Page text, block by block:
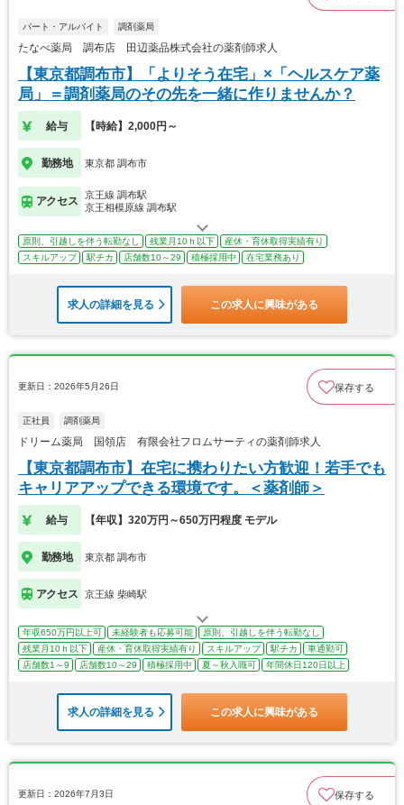
パート・アルバイト 調剤薬局
たなべ薬局 調布店 田辺薬品株式会社の薬剤師求人
【東京都調布市】「よりそう在宅」×「ヘルスケア薬
局」＝調剤薬局のその先を一緒に作りませんか？
給与 【時給】2,000円～
勤務地 東京都 調布市
アクセス
京王線 調布駅
京王相模原線 調布駅
原則、引越しを伴う転勤なし 残業月10ｈ以下
産休・育休取得実績有り
スキルアップ
駅チカ 店舗数10～29 積極採用中 在宅業務あり
求人の詳細を見る この求人に興味がある
更新日：2026年5月26日 保存する
正社員 調剤薬局
ドリーム薬局 国領店 有限会社フロムサーティの薬剤師求人
【東京都調布市】在宅に携わりたい方歓迎！若手でも
キャリアアップできる環境です。＜薬剤師＞
給与 【年収】320万円～650万円程度 モデル
勤務地 東京都 調布市
アクセス 京王線 柴崎駅
年収650万円以上可 未経験者も応募可能
原則、引越しを伴う転勤なし
残業月10ｈ以下
産休・育休取得実績有り スキルアップ 駅チカ
車通勤可
店舗数1～9
店舗数10～29 積極採用中 夏～秋入職可 年間休日120日以上
求人の詳細を見る この求人に興味がある
更新日：2026年7月3日 保存する